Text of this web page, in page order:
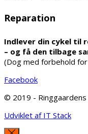
Reparation
Indlever din cykel til
– og få den tilbage
(Dog med forbehold
Facebook
© 2019 - Ringgaardens
Udviklet af IT Stack